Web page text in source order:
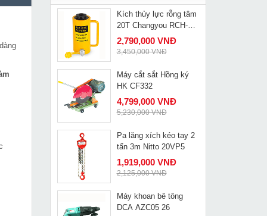
MUA NGAY
MUA NGAY
Kích thủy lực rỗng tâm
20T Changyou RCH-
2050
2,790,000 VNĐ
3,450,000 VNĐ
MUA NGAY
Máy cắt sắt Hồng ký
HK CF332
4,799,000 VNĐ
5,230,000 VNĐ
MUA NGAY
Pa lăng xích kéo tay 2
tấn 3m Nitto 20VP5
1,919,000 VNĐ
2,125,000 VNĐ
Máy khoan bê tông
DCA AZC05 26